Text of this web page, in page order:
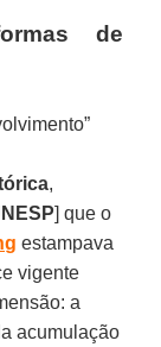
de
,
] que o
estampava
vigente
a
acumulação